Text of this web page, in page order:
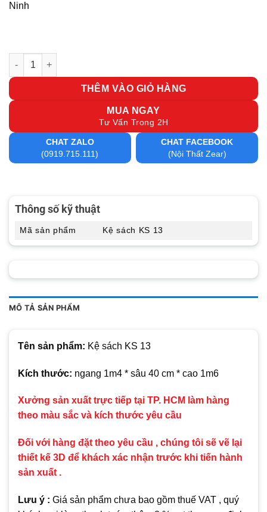
Ninh
Kệ sách KS 13 số lượng
THÊM VÀO GIỎ HÀNG
MUA NGAY
Tư Vấn Trong 2H
CHAT ZALO
(0919.715.111)
CHAT FACEBOOK
(Nội Thất Zear)
MÔ TẢ SẢN PHẨM
Tên sản phẩm: Kệ sách KS 13
Kích thước: ngang 1m4 * sâu 40 cm * cao 1m6
Xưởng sản xuất trực tiếp tại TP. HCM làm hàng
theo màu sắc và kích thước yêu cầu
Đối với hàng đặt theo yêu cầu , chúng tôi sẽ vẽ lại
thiết kế 3D để khách xác nhận trước khi tiến hành
sản xuất .
Lưu ý : Giá sản phẩm chưa bao gồm thuế VAT , quý
Thông số kỹ thuật
Mã sản phẩm Kệ sách KS 13